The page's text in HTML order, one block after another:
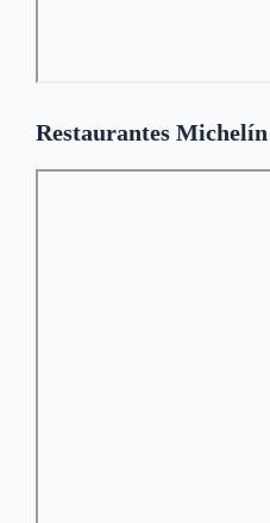
Restaurantes Michelín